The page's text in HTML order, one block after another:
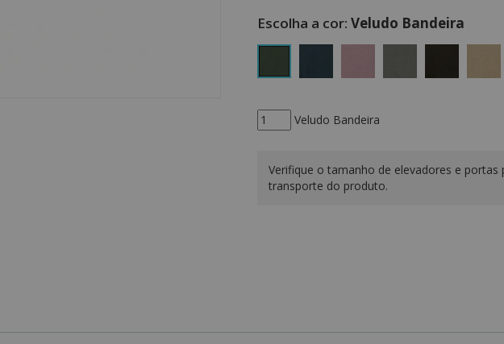
Veludo Bandeira
Veludo Bandeira
Verifique o tamanho de elevadores e portas
transporte do produto.